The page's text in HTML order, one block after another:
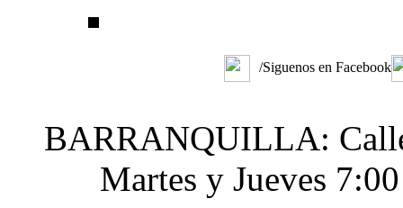
/Siguenos en Facebook
BARRANQUILLA:
Martes y Jueves